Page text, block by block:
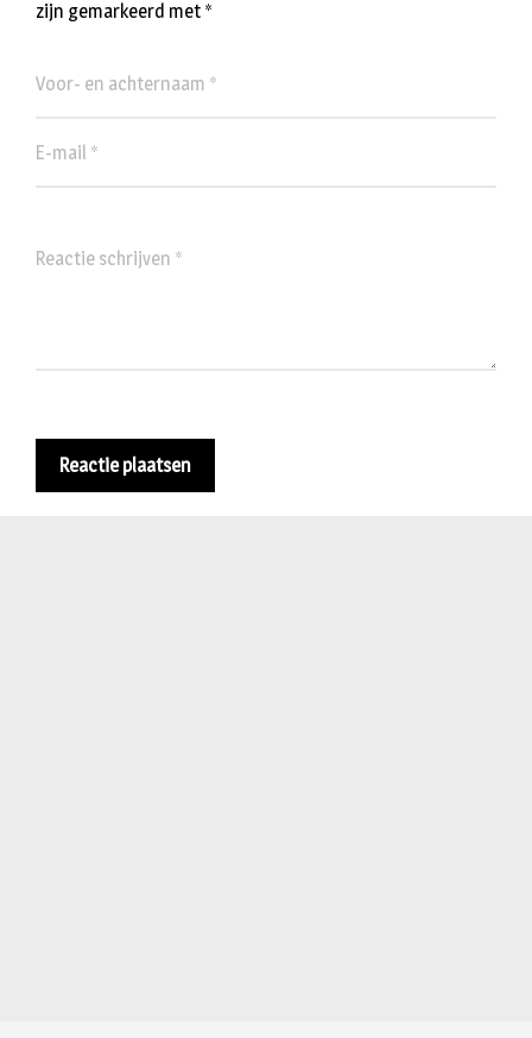
zijn gemarkeerd met *